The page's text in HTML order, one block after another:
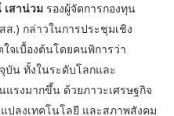
เสาน่วมรองผู้จัดการกองทุน
.) กล่าวในการประชุมเชิง
เบื้องต้นโดยคนพิการว่า
น ทั้งในระดับโลกและ
รงมากขึ้น ด้วยภาวะเศรษฐกิจ
ปลงเทคโนโลยี และสภาพสังคม